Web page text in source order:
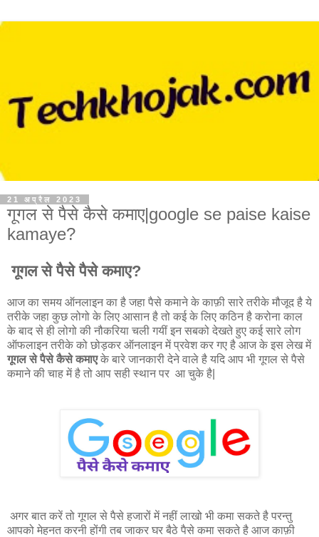
21 अप्रैल 2023
गूगल से पैसे कैसे कमाए|google se paise kaise
kamaye?
गूगल से पैसे पैसे कमाए?
आज का समय ऑनलाइन का है जहा पैसे कमाने के काफ़ी सारे तरीके मौजूद है ये
तरीके जहा कुछ लोगो के लिए आसान है तो कई के लिए कठिन है करोना काल
के बाद से ही लोगो की नौकरिया चली गयीं इन सबको देखते हुए कई सारे लोग
ऑफलाइन तरीके को छोड़कर ऑनलाइन में प्रवेश कर गए है आज के इस लेख में
गूगल से पैसे कैसे कमाएके बारे जानकारी देने वाले है यदि आप भी गूगल से पैसे
कमाने की चाह में है तो आप सही स्थान पर आ चुके है|
अगर बात करें तो गूगल से पैसे हजारों में नहीं लाखो भी कमा सकते है परन्तु
आपको मेहनत करनी होंगी तब जाकर घर बैठे पैसे कमा सकते है आज काफ़ी